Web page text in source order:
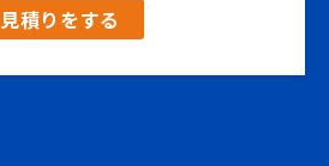
見積りをする